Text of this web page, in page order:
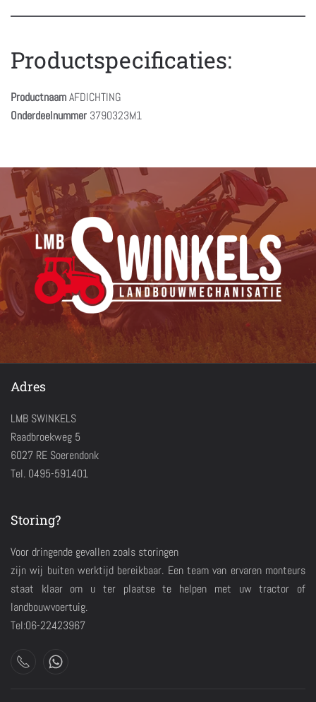
Productspecificaties:
ProductnaamAFDICHTING
Onderdeelnummer 3790323M1
Adres
LMB SWINKELS
Raadbroekweg 5
6027 RE Soerendonk
Tel. 0495-591401
Storing?
Voor dringende gevallen zoals storingen
zijn wij buiten werktijd bereikbaar. Een team van ervaren monteurs
staat klaar om u ter plaatse te helpen met uw tractor of
landbouwvoertuig.
Tel:06-22423967